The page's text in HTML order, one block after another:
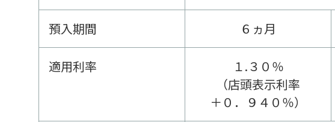
預入期間 ６ヵ月
適用利率
１.３０％
（店頭表示利率
＋０．９４０％）